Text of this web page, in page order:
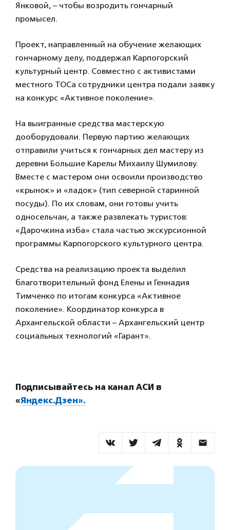
Янковой, – чтобы возродить гончарный
промысел.
Проект, направленный на обучение желающих
гончарному делу, поддержал Карпогорский
культурный центр. Совместно с активистами
местного ТОСа сотрудники центра подали заявку
на конкурс «Активное поколение».
На выигранные средства мастерскую
дооборудовали. Первую партию желающих
отправили учиться к гончарных дел мастеру из
деревни Большие Карелы Михаилу Шумилову.
Вместе с мастером они освоили производство
«крынок» и «ладок» (тип северной старинной
посуды). По их словам, они готовы учить
односельчан, а также развлекать туристов:
«Дарочкина изба» стала частью экскурсионной
программы Карпогорского культурного центра.
Средства на реализацию проекта выделил
благотворительный фонд Елены и Геннадия
Тимченко по итогам конкурса «Активное
поколение». Координатор конкурса в
Архангельской области – Архангельский центр
социальных технологий «Гарант».
Подписывайтесь на канал АСИ в
«Яндекс.Дзен».